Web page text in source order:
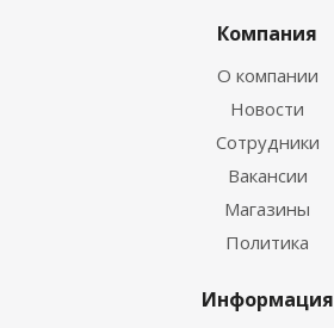
Компания
О компании
Новости
Сотрудники
Вакансии
Магазины
Политика
Информация